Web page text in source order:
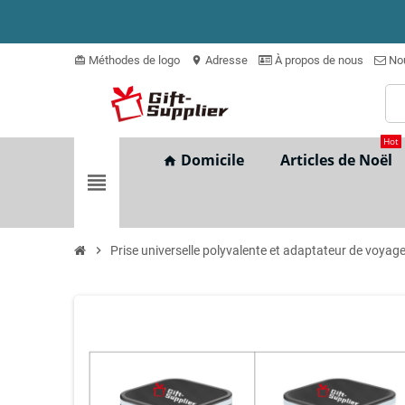
card_giftcard Méthodes de logo location_on Adresse À propos de nous
view_headline
home Domicile Articles de Noël
Hot
chevron_right Prise universelle polyvalente et adaptateur de